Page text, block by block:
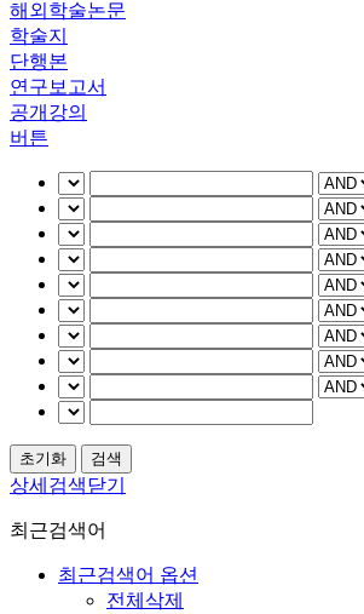
해외학술논문
학술지
단행본
연구보고서
공개강의
버튼
상세검색닫기
최근검색어
최근검색어 옵션
전체삭제